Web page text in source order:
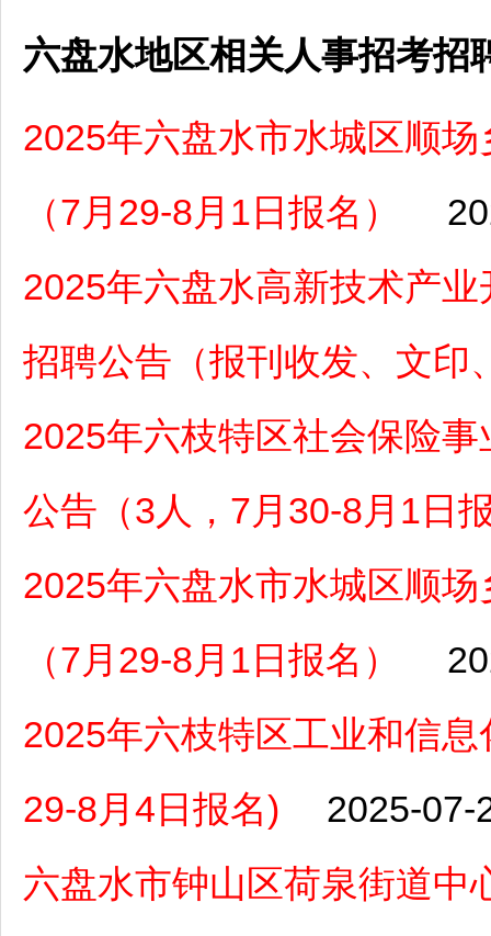
六盘水地区相关人事招考招
2025年六盘水市水城区顺
（7月29-8月1日报名）
2025年六盘水高新技术产
招聘公告（报刊收发、文印
2025年六枝特区社会保险
公告（3人，7月30-8月1日
2025年六盘水市水城区顺
（7月29-8月1日报名）
2025年六枝特区工业和信
29-8月4日报名)
2025-07-
六盘水市钟山区荷泉街道中